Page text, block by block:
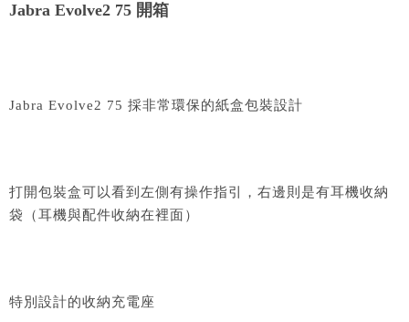
Jabra Evolve2 75 開箱
Jabra Evolve2 75 採非常環保的紙盒包裝設計
打開包裝盒可以看到左側有操作指引，右邊則是有耳機收納
袋（耳機與配件收納在裡面）
特別設計的收納充電座